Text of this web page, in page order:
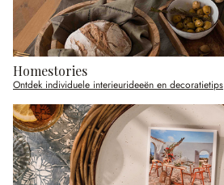
Homestories
Ontdek individuele interieurideeën en decoratietips